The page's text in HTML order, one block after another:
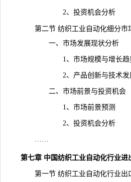
2、投资机会分析
第二节 纺织工业自动化细分市
一、市场发展现状分析
1、市场规模与增长趋
2、产品创新与技术发
二、市场前景与投资机会
1、市场前景预测
2、投资机会分析
……
第七章 中国纺织工业自动化行业进
第一节 纺织工业自动化行业出